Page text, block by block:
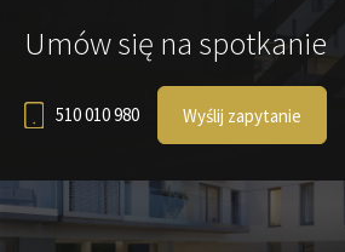
Umów się na spotkanie
510 010 980 Wyślij zapytanie